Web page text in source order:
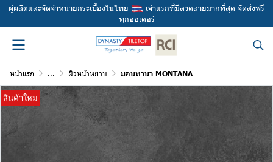
ผู้ผลิตและจัดจำหน่ายกระเบื้องในไทย
เจ้าแรกที่มีลวดลายมากที่สุด จัดส่งฟรี
ทุกออเดอร์
หน้าแรก ... ผิวหน้าหยาบ มอนทานา MONTANA
สินค้าใหม่